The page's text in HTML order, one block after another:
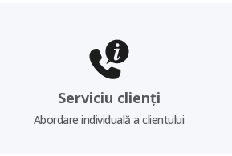
Serviciu clienți
Abordare individuală a clientului